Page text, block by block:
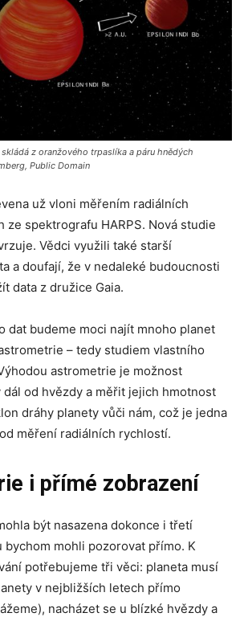
z oranžového trpaslíka a páru hnědých
Public Domain
už vloni měřením radiálních
ze spektrografu HARPS. Nová studie
Vědci využili také starší
a doufají, že v nedaleké budoucnosti
data z družice Gaia.
dat budeme moci najít mnoho planet
– tedy studiem vlastního
astrometrie je možnost
dál od hvězdy a měřit jejich hmotnost
dráhy planety vůči nám, což je jedna
měření radiálních rychlostí.
i přímé zobrazení
být nasazena dokonce i třetí
bychom mohli pozorovat přímo. K
potřebujeme tři věci: planeta musí
v nejbližších letech přímo
nacházet se u blízké hvězdy a